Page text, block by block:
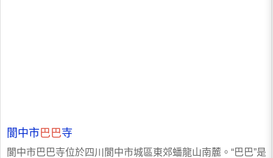
閬中市巴巴寺
閬中市巴巴寺位於四川閬中市城區東郊蟠龍山南麓。“巴巴”是